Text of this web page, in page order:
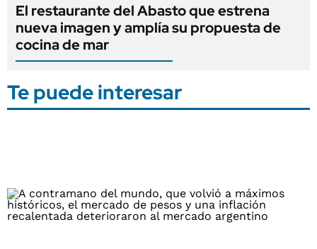
El restaurante del Abasto que estrena
nueva imagen y amplía su propuesta de
cocina de mar
Te puede interesar